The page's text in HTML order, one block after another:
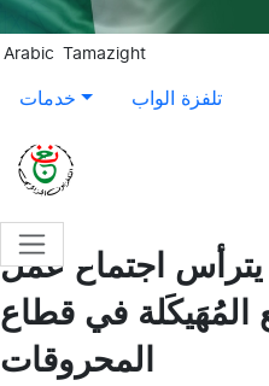
Arabic Tamazight
خدمات تلفزة الواب
اجتماع عمل
في قطاع
المحروقات